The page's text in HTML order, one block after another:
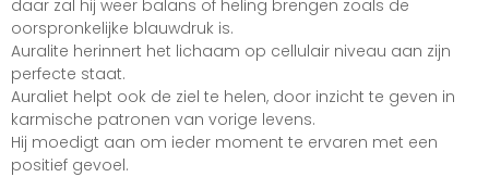
daar zal hij weer balans of heling brengen zoals de
oorspronkelijke blauwdruk is.
Auralite herinnert het lichaam op cellulair niveau aan zijn
perfecte staat.
Auraliet helpt ook de ziel te helen, door inzicht te geven in
karmische patronen van vorige levens.
Hij moedigt aan om ieder moment te ervaren met een
positief gevoel.